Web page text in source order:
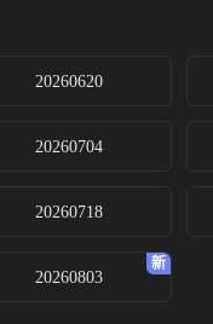
20260620
20260704
20260718
20260803